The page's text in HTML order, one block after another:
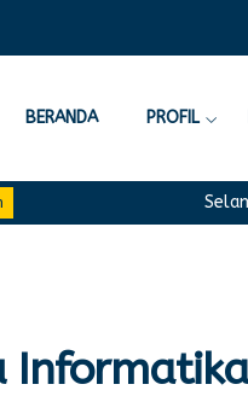
BERANDA PROFIL
Informatika
Resta, M.Pd